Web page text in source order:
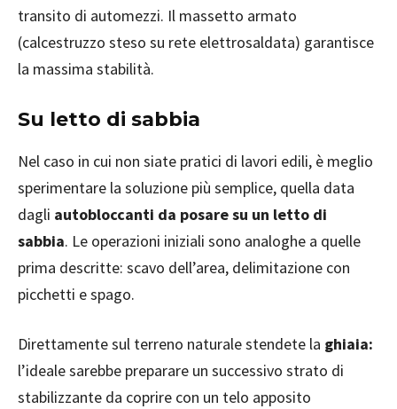
transito di automezzi. Il massetto armato
(calcestruzzo steso su rete elettrosaldata) garantisce
la massima stabilità.
Su letto di sabbia
Nel caso in cui non siate pratici di lavori edili, è meglio
sperimentare la soluzione più semplice, quella data
dagli autobloccanti da posare su un letto di
sabbia. Le operazioni iniziali sono analoghe a quelle
prima descritte: scavo dell’area, delimitazione con
picchetti e spago.
Direttamente sul terreno naturale stendete la ghiaia:
l’ideale sarebbe preparare un successivo strato di
stabilizzante da coprire con un telo apposito